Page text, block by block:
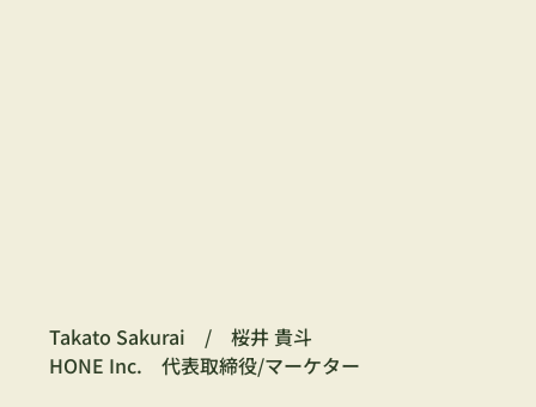
Takato Sakurai　/　桜井 貴斗
HONE Inc.　代表取締役/マーケター